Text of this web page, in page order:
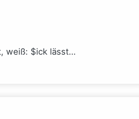
weiß: $ick lässt…